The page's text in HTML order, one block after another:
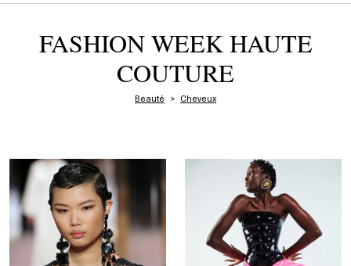
FASHION WEEK HAUTE
COUTURE
Beauté Cheveux